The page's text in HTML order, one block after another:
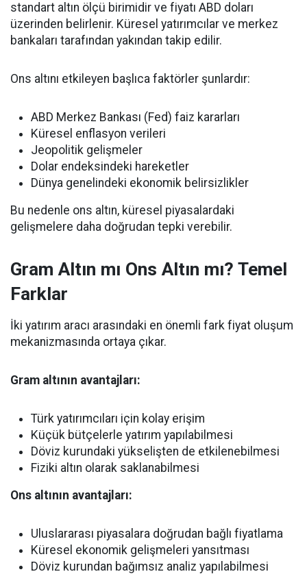
standart altın ölçü birimidir ve fiyatı ABD doları
üzerinden belirlenir. Küresel yatırımcılar ve merkez
bankaları tarafından yakından takip edilir.
Ons altını etkileyen başlıca faktörler şunlardır:
ABD Merkez Bankası (Fed) faiz kararları
Küresel enflasyon verileri
Jeopolitik gelişmeler
Dolar endeksindeki hareketler
Dünya genelindeki ekonomik belirsizlikler
Bu nedenle ons altın, küresel piyasalardaki
gelişmelere daha doğrudan tepki verebilir.
Gram Altın mı Ons Altın mı? Temel
Farklar
İki yatırım aracı arasındaki en önemli fark fiyat oluşum
mekanizmasında ortaya çıkar.
Gram altının avantajları:
Türk yatırımcıları için kolay erişim
Küçük bütçelerle yatırım yapılabilmesi
Döviz kurundaki yükselişten de etkilenebilmesi
Fiziki altın olarak saklanabilmesi
Ons altının avantajları:
Uluslararası piyasalara doğrudan bağlı fiyatlama
Küresel ekonomik gelişmeleri yansıtması
Döviz kurundan bağımsız analiz yapılabilmesi